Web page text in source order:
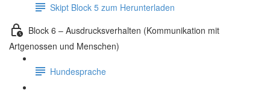
Skipt Block 5 zum Herunterladen
Block 6 – Ausdrucksverhalten (Kommunikation mit
Artgenossen und Menschen)
Hundesprache